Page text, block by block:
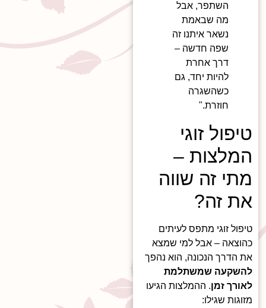
השתפר, אבל
מה שבאמת
נשאר איתנו זה
שפה חדשה –
דרך אחרת
להיות יחד, גם
כשהשגרה
חוזרת."
טיפול זוגי
המלצות –
מתי זה שווה
את זה?
טיפול זוגי מתפס לעיתים
כהוצאה – אבל למי שמצא
את הדרך הנכונה, הוא נהפך
להשקעה שמשתלמת
לאורך זמן. ההמלצות הגיעו
מזוגות שגילו: